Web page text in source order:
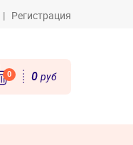
| Регистрация
0 0 руб